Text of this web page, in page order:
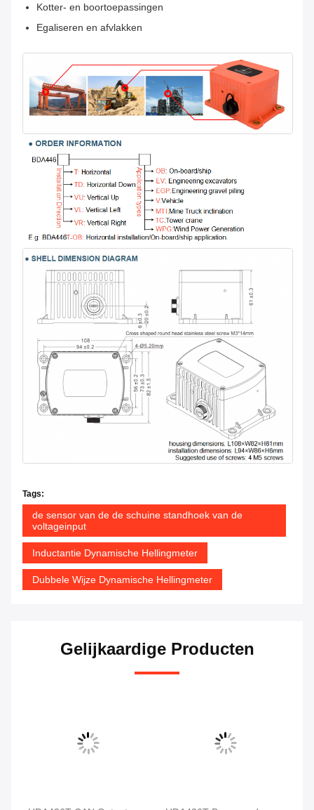
Kotter- en boortoepassingen
Egaliseren en afvlakken
Tags:
de sensor van de de schuine standhoek van de
voltageinput
Inductantie Dynamische Hellingmeter
Dubbele Wijze Dynamische Hellingmeter
Gelijkaardige Producten